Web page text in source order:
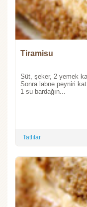
Tiramisu
Süt, şeker, 2 yemek
Sonra labne peyniri
1 su bardağın...
Tatlılar